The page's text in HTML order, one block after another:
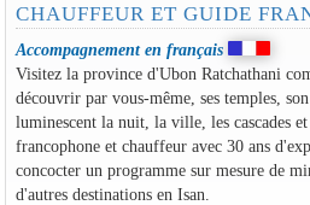
CHAUFFEUR ET GUIDE
Accompagnement en français
Visitez la province d'Ubon Ratchathani
découvrir par vous-même, ses temples,
luminescent la nuit, la ville, les cascades
francophone et chauffeur avec 30 ans
concocter un programme sur mesure de
d'autres destinations en Isan.